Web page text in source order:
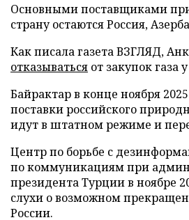
Основными поставщиками
страну остаются Россия,
Как писала газета ВЗГЛЯД,
отказываться от закупок газа
Байрактар в конце ноября
поставки российского
идут в штатном режиме и
Центр по борьбе с
по коммуникациям при
президента Турции в ноябре
слухи о возможном
России.